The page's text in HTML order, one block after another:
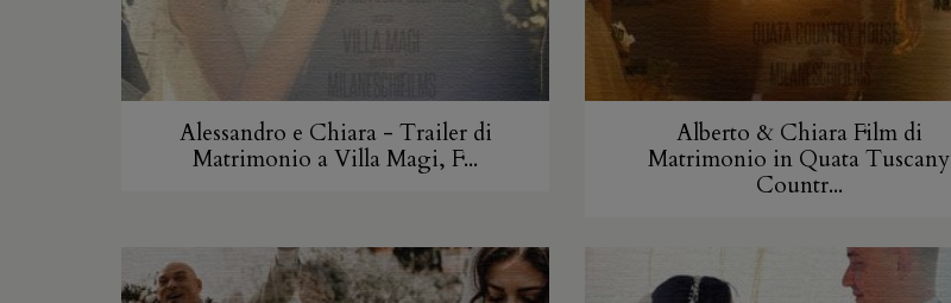
Alessandro e Chiara - Trailer di
Matrimonio a Villa Magi, F...
Alberto & Chiara Film di
Matrimonio in Quata Tuscany
Countr...